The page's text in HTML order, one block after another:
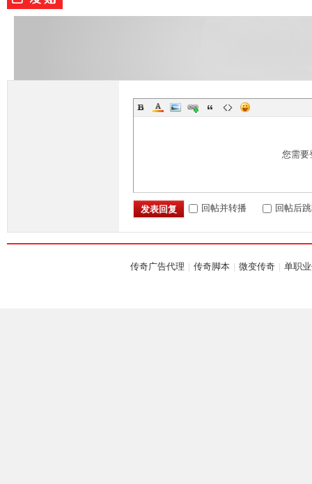
您需要
发表回复 回帖并转播 回帖后
传奇广告代理 | 传奇脚本 | 微变传奇 | 单职